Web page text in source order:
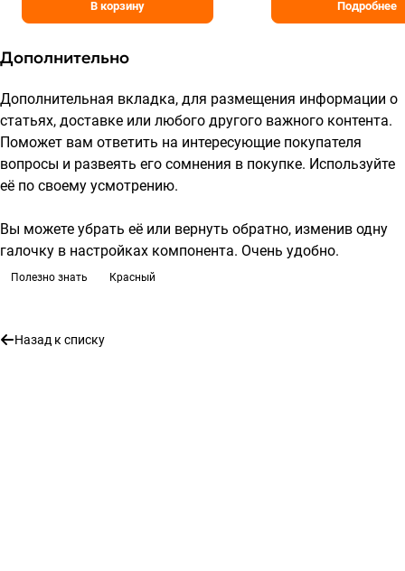
В корзину Подробнее
Дополнительно
Дополнительная вкладка, для размещения информации о
статьях, доставке или любого другого важного контента.
Поможет вам ответить на интересующие покупателя
вопросы и развеять его сомнения в покупке. Используйте
её по своему усмотрению.
Вы можете убрать её или вернуть обратно, изменив одну
галочку в настройках компонента. Очень удобно.
Полезно знать Красный
Назад к списку